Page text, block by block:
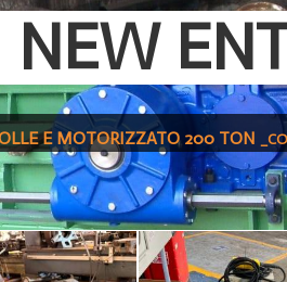
NEW
E MOTORIZZATO 200 TON